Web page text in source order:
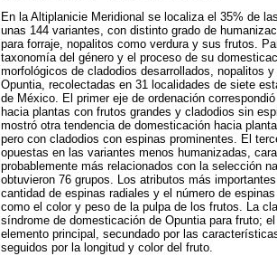
En la Altiplanicie Meridional se localiza el 35% de
unas 144 variantes, con distinto grado de
para forraje, nopalitos como verdura y sus frutos.
taxonomía del género y el proceso de su
morfológicos de cladodios desarrollados, nopalitos
Opuntia, recolectadas en 31 localidades de siete
de México. El primer eje de ordenación
hacia plantas con frutos grandes y cladodios sin
mostró otra tendencia de domesticación hacia
pero con cladodios con espinas prominentes. El
opuestas en las variantes menos humanizadas,
probablemente más relacionados con la selección
obtuvieron 76 grupos. Los atributos más
cantidad de espinas radiales y el número de
como el color y peso de la pulpa de los frutos. La
síndrome de domesticación de Opuntia para fruto;
elemento principal, secundado por las
seguidos por la longitud y color del fruto.